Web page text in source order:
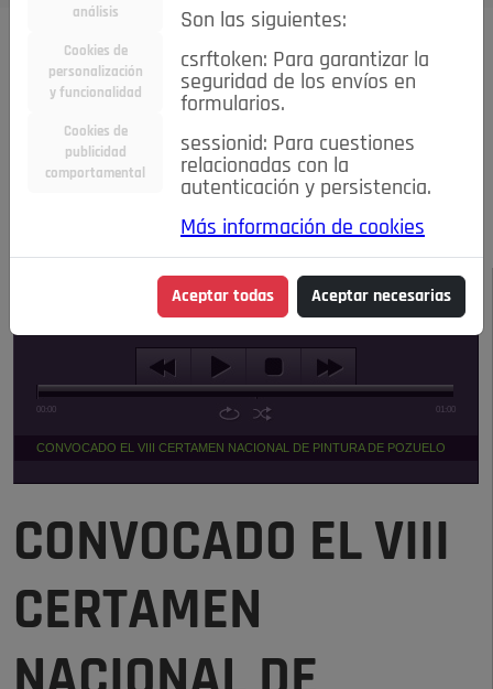
Todas las noticias..
#TePrestoMisOjos Caridad
Ciencia&Tecnología
Economía
Entretenimiento
Estilo de Vida
Internacional
Madrid Opinión IN
Pozuelo de Alarcón
Salud 🔴 En Directo
NOTICIAS
Escucha el audio de esta noticia:
00:00 01:00
CONVOCADO EL VIII CERTAMEN NACIONAL DE PINTURA DE POZUELO
CONVOCADO EL VIII
CERTAMEN
análisis
Cookies de
personalización
y funcionalidad
Cookies de
publicidad
comportamental
Son las siguientes:
csrftoken: Para garantizar la
seguridad de los envíos en
formularios.
sessionid: Para cuestiones
relacionadas con la
autenticación y persistencia.
Más información de cookies
Aceptar todas Aceptar necesarias